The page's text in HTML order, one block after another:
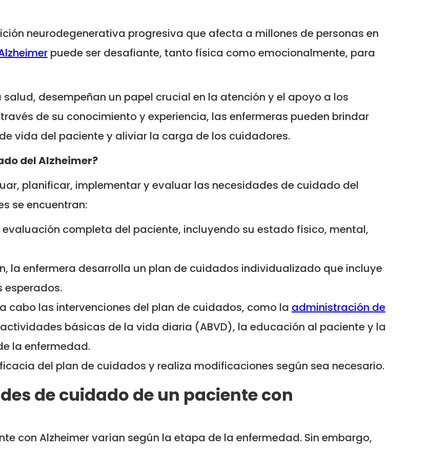
neurodegenerativa progresiva que afecta a millones de personas en
puede ser desafiante, tanto física como emocionalmente, para
desempeñan un papel crucial en la atención y el apoyo a los
de su conocimiento y experiencia, las enfermeras pueden brindar
vida del paciente y aliviar la carga de los cuidadores.
del Alzheimer?
planificar, implementar y evaluar las necesidades de cuidado del
se encuentran:
evaluación completa del paciente, incluyendo su estado físico, mental,
la enfermera desarrolla un plan de cuidados individualizado que incluye
esperados.
cabo las intervenciones del plan de cuidados, como la administración de
básicas de la vida diaria (ABVD), la educación al paciente y la
la enfermedad.
del plan de cuidados y realiza modificaciones según sea necesario.
de cuidado de un paciente con
con Alzheimer varían según la etapa de la enfermedad. Sin embargo,